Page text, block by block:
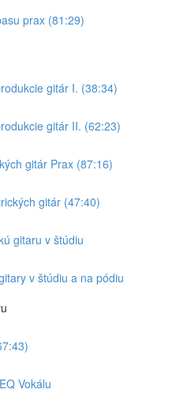
prax (81:29)
gitár I. (38:34)
gitár II. (62:23)
gitár Prax (87:16)
gitár (47:40)
gitaru v štúdiu
v štúdiu a na pódiu
Vokálu